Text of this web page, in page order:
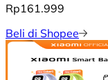
Rp161.999
Beli di Shopee